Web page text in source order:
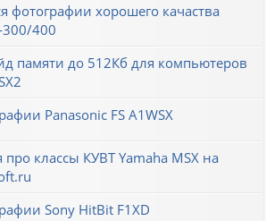
фотографии хорошего качаства
300/400
памяти до 512Кб для компьютеров
Panasonic FS A1WSX
про классы КУВТ Yamaha MSX на
Sony HitBit F1XD